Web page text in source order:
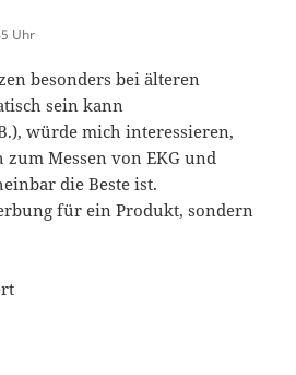
Uhr
besonders bei älteren
sein kann
würde mich interessieren,
zum Messen von EKG und
die Beste ist.
für ein Produkt, sondern